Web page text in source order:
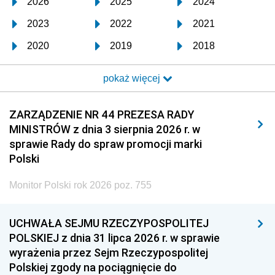
2023 2022 2021
2020 2019 2018
2017 2016 2015
2014 2013 2012
2011 2010 2009
2008 2007 2006
2005
1996 1995 1994
1993 1992 1991
1990 1989
pokaż więcej
ZARZĄDZENIE NR 44 PREZESA RADY
MINISTRÓW z dnia 3 sierpnia 2026 r. w
sprawie Rady do spraw promocji marki
Polski
Monitor Polski rok 2026 poz. 755
UCHWAŁA SEJMU RZECZYPOSPOLITEJ
POLSKIEJ z dnia 31 lipca 2026 r. w sprawie
wyrażenia przez Sejm Rzeczypospolitej
Polskiej zgody na pociągnięcie do